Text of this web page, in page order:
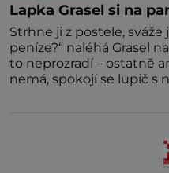
Lapka Grasel si na
Strhne ji z postele, sváže
peníze?“ naléhá Grasel
to neprozradí – ostatně
nemá, spokojí se lupič s